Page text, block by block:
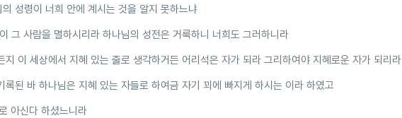
성령이 너희 안에 계시는 것을 알지 못하느냐
그 사람을 멸하시리라 하나님의 성전은 거룩하니 너희도 그러하니라
이 세상에서 지혜 있는 줄로 생각하거든 어리석은 자가 되라 그리하여야 지혜로운 자가 되리라
된 바 하나님은 지혜 있는 자들로 하여금 자기 꾀에 빠지게 하시는 이라 하였고
아신다 하셨느니라